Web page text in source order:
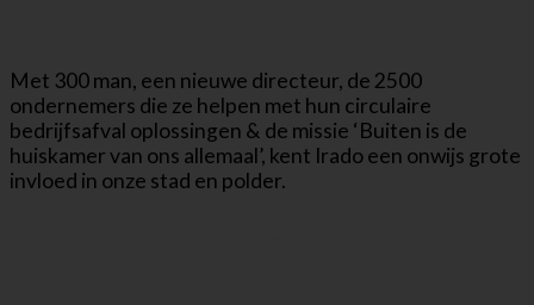
Met 300 man, een nieuwe directeur, de 2500
ondernemers die ze helpen met hun circulaire
bedrijfsafval oplossingen & de missie ‘Buiten is de
huiskamer van ons allemaal’, kent Irado een onwijs grote
invloed in onze stad en polder.